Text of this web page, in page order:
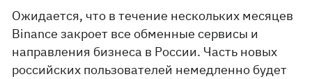
Ожидается, что в течение нескольких месяцев
Binance закроет все обменные сервисы и
направления бизнеса в России. Часть новых
российских пользователей немедленно будет